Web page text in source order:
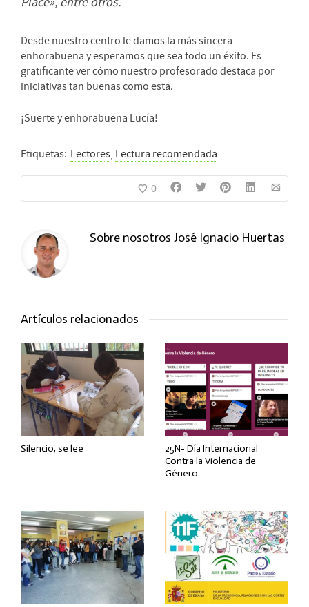
Desde nuestro centro le damos la más sincera
enhorabuena y esperamos que sea todo un éxito. Es
gratificante ver cómo nuestro profesorado destaca por
iniciativas tan buenas como esta.
¡Suerte y enhorabuena Lucía!
Etiquetas: Lectores, Lectura recomendada
0
Sobre nosotros José Ignacio Huertas
Artículos relacionados
Silencio, se lee
25N- Día Internacional
Contra la Violencia de
Género